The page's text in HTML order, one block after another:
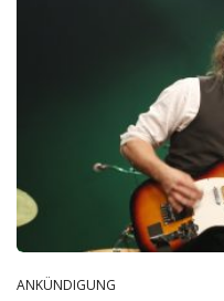
ANKÜNDIGUNG